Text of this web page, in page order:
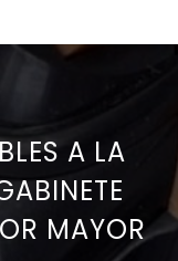
A LA
MAYOR